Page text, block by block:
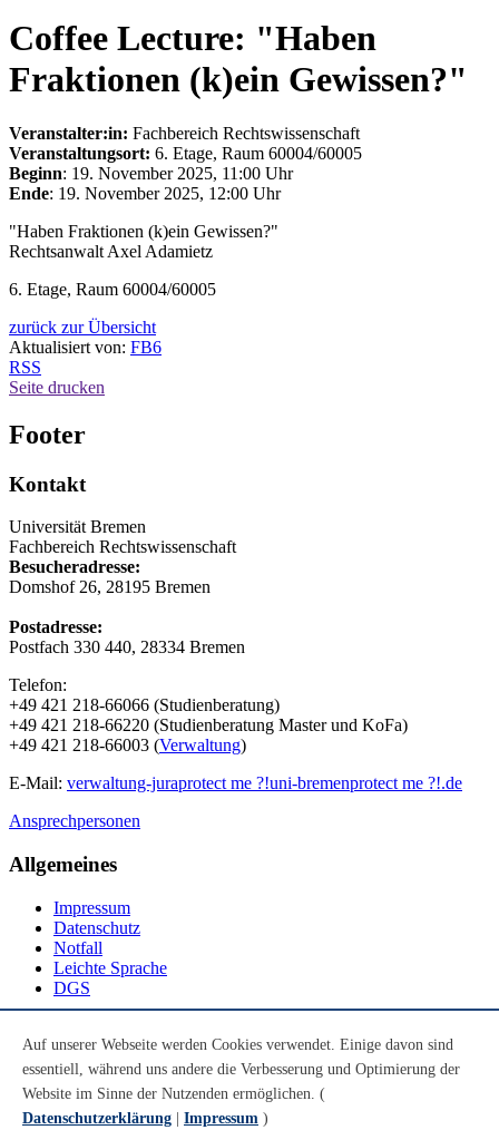
Coffee Lecture: "Haben
Fraktionen (k)ein Gewissen?"
Veranstalter:in: Fachbereich Rechtswissenschaft
Veranstaltungsort: 6. Etage, Raum 60004/60005
Beginn: 19. November 2025, 11:00 Uhr
Ende: 19. November 2025, 12:00 Uhr
"Haben Fraktionen (k)ein Gewissen?"
Rechtsanwalt Axel Adamietz
6. Etage, Raum 60004/60005
zurück zur Übersicht
Aktualisiert von: FB6
RSS
Seite drucken
Footer
Kontakt
Universität Bremen
Fachbereich Rechtswissenschaft
Besucheradresse:
Domshof 26, 28195 Bremen
Postadresse:
Postfach 330 440, 28334 Bremen
Telefon:
+49 421 218-66066 (Studienberatung)
+49 421 218-66220 (Studienberatung Master und KoFa)
+49 421 218-66003 (Verwaltung)
E-Mail: verwaltung-juraprotect me ?!uni-bremenprotect me ?!.de
Ansprechpersonen
Allgemeines
Impressum
Datenschutz
Notfall
Leichte Sprache
DGS
Youtube
Instagram
LinkedIn
Auf unserer Webseite werden Cookies verwendet. Einige davon sind
essentiell, während uns andere die Verbesserung und Optimierung der
Website im Sinne der Nutzenden ermöglichen. (
Datenschutzerklärung
Impressum )